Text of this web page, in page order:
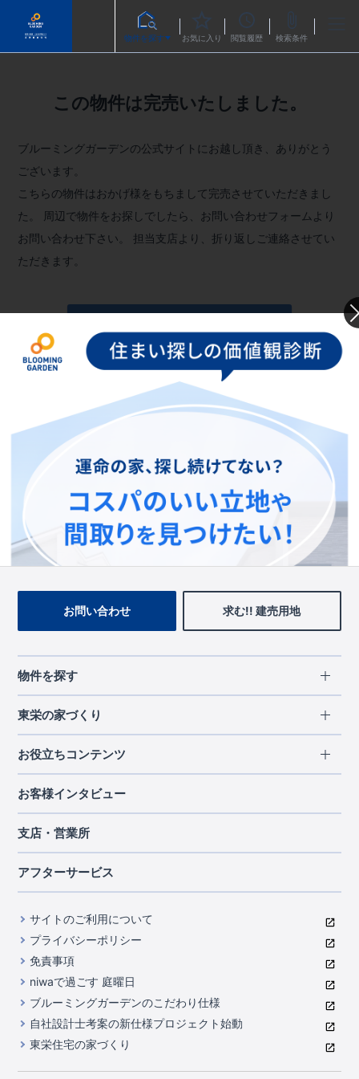
物件を探す お気に入り 閲覧履歴 検索条件
この物件は完売いたしました。
ブルーミングガーデンの公式サイトにお越し頂き、ありがとう
ございます。
こちらの物件はおかげ様をもちまして完売させていただきまし
た。
周辺で物件をお探しでしたら、お問い合わせフォームより
お問い合わせ下さい。
担当支店より、折り返しご連絡させてい
ただきます。
お問い合わせフォームへ
この物件を見ている人に
おすすめの物件
お問い合わせ 求む!! 建売用地
物件を探す
エリアから探す
北海道・東北
北海道
宮城県
千葉県
中部
山梨県
静岡県
滋賀県
京都府
中国・四国
岡山県
広島県
九州・沖縄
福岡県
熊本県
東栄の家づくり
長期優良住宅
住宅性能評価書
ブルーミングガーデンは地震につよい<建物編>
室内空間を快適に保つ断熱性能
コストパフォーマンスに自信
充実のアフターサポート
第三者評価によるお墨付き
家づくりのプロにも選ばれるブルーミングガーデン
住んでみるとじわじわ伝わる暮らしやすさへのこだわり
自社一貫体制
お役立ちコンテンツ
ご契約までの道のり
現地見学ガイド
ご紹介制度のご案内
東栄INDEX（用語集）
お客様インタビュー
支店・営業所
アフターサービス
サイトのご利用について
プライバシーポリシー
免責事項
niwaで過ごす 庭曜日
ブルーミングガーデンのこだわり仕様
自社設計士考案の新仕様プロジェクト始動
東栄住宅の家づくり